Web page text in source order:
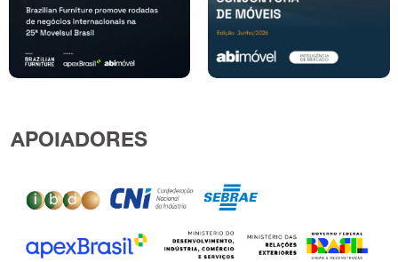
APOIADORES